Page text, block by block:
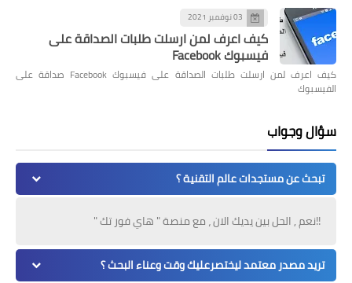
03 نوفمبر 2021
كيف اعرف لمن ارسلت طلبات الصداقة على
فيسبوك Facebook
كيف اعرف لمن ارسلت طلبات الصداقة على فيسبوك Facebook صداقة على
الفيسبوك
سؤال وجواب
تبحث عن مستجدات عالم التقنية ؟
!!نعم , الحل بين يديك الان ، مع منصة " هاي فور تك "
تريد مصدر معتمد ليختصرعليك وقت وعناء البحث ؟